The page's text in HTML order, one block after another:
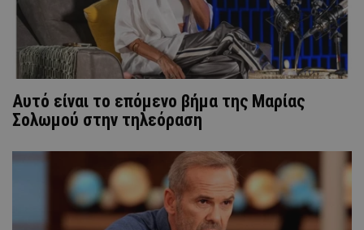
Αυτό είναι το επόμενο βήμα της Μαρίας
Σολωμού στην τηλεόραση